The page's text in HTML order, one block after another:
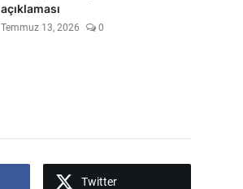
açıklaması
Temmuz 13, 2026 0
Twitter